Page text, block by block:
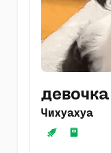
девочка
Чихуахуа